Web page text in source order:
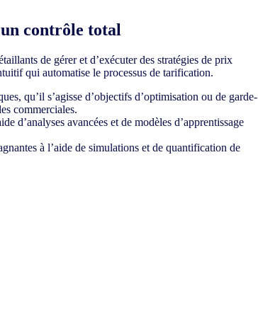
contrôle total
de gérer et d’exécuter des stratégies de prix
qui automatise le processus de tarification.
qu’il s’agisse d’objectifs d’optimisation ou de garde-
commerciales.
d’analyses avancées et de modèles d’apprentissage
à l’aide de simulations et de quantification de